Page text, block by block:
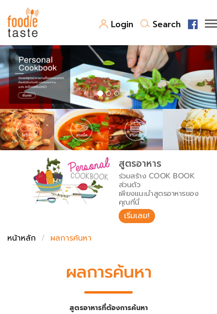
Login Search
สูตรอาหาร
สูตรอาหารล่าสุด
Top Foodie
พาไปชิม
สารพันก้นครัว
เคล็ดลับน่ารู้
เปรียบเทียบหน่วยการตวง
เปรียบเทียบอุณหภูมิ
เปรียบเทียบน้ำหนักวัตถุดิบ
FoodPedia
สร้าง Cookbook
สูตรอาหาร
ร่วมสร้าง COOK BOOK
ส่วนตัว
เพียงแนะนำสูตรอาหารของ
คุณที่นี่
เริ่มเลย!
หน้าหลัก
ผลการค้นหา
ผลการค้นหา
สูตรอาหารที่ต้องการค้นหา